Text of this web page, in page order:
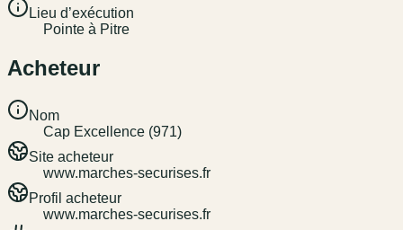
Lieu d’exécution
Pointe à Pitre
Acheteur
Nom
Cap Excellence (971)
Site acheteur
www.marches-securises.fr
Profil acheteur
www.marches-securises.fr